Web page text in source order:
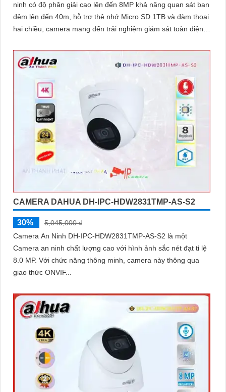
ninh có độ phân giải cao lên đến 8MP khả năng quan sát ban
đêm lên đến 40m, hỗ trợ thẻ nhớ Micro SD 1TB và đàm thoại
hai chiều, camera mang đến trải nghiệm giám sát toàn diện.
mặt và đếm người giúp nâng cao hiệu quả quản lý và an ninh
cho mọi không gian trong nhà
CAMERA DAHUA DH-IPC-HDW2831TMP-AS-S2
30%
5,045,000 ₫
Camera An Ninh DH-IPC-HDW2831TMP-AS-S2 là một
Camera an ninh chất lượng cao với hình ảnh sắc nét đạt tỉ lệ
8.0 MP. Với chức năng thông minh, camera này thông qua
giao thức ONVIF...